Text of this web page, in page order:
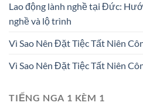
Lao động lành nghề tại Đức:
nghề và lộ trình
Vì Sao Nên Đặt Tiệc Tất Niên
Vì Sao Nên Đặt Tiệc Tất Niên
TIẾNG NGA 1 KÈM 1